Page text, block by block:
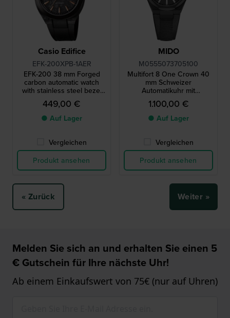
Casio Edifice
EFK-200XPB-1AER
EFK-200 38 mm Forged
carbon automatic watch
with stainless steel bezel
and resin strap
449,00 €
● Auf Lager
Vergleichen
Produkt ansehen
MIDO
M0555073705100
Multifort 8 One Crown 40
mm Schweizer
Automatikuhr mit
achteckiger Lünette und 80
Stunden Gangreserve
1.100,00 €
● Auf Lager
Vergleichen
Produkt ansehen
« Zurück Weiter »
Melden Sie sich an und erhalten Sie einen 5
€ Gutschein für Ihre nächste Uhr!
Ab einem Einkaufswert von 75€ (nur auf Uhren)